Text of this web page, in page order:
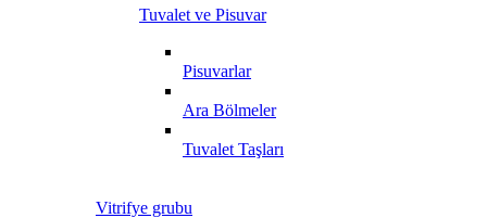
Tuvalet ve Pisuvar
Pisuvarlar
Ara Bölmeler
Tuvalet Taşları
Vitrifye grubu